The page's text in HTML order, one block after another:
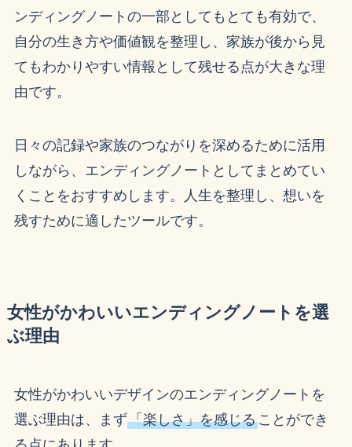
ンディングノートの一部としてもとても有効で、
自分の生き方や価値観を整理し、家族が後から見
てもわかりやすい情報として残せる点が大きな理
由です。
日々の記録や家族のつながりを深めるために活用
しながら、エンディングノートとしてまとめてい
くことをおすすめします。人生を整理し、想いを
残すために適したツールです。
女性がかわいいエンディングノートを選
ぶ理由
女性がかわいいデザインのエンディングノートを
選ぶ理由は、まず「楽しさ」を感じることができ